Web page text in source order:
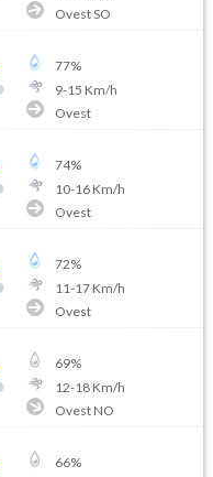
Ovest SO
77%
9-15 Km/h
Ovest
74%
10-16Km/h
Ovest
72%
11-17Km/h
Ovest
69%
12-18Km/h
Ovest NO
66%